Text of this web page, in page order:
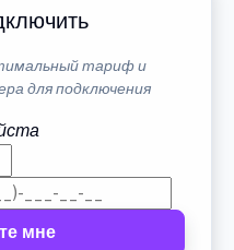
тариф и
для подключения
мне